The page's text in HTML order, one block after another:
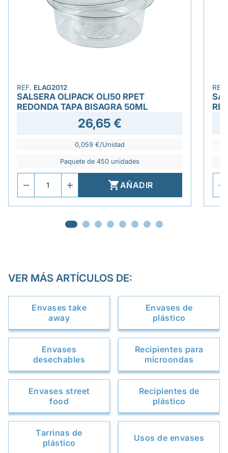
REF. ELAG2012
SALSERA OLIPACK OLI50 RPET
REDONDA TAPA BISAGRA 50ML
26,65 €
0,059 €/Unidad
Paquete de 450 unidades
AÑADIR
VER MÁS ARTÍCULOS DE:
Envases take
away
Envases de
plástico
Envases
desechables
Recipientes para
microondas
Envases street
food
Recipientes de
plástico
Tarrinas de
plástico
Usos de envases